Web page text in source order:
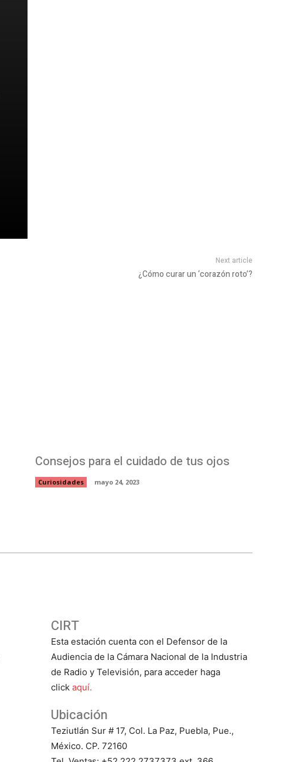
Next article
¿Cómo curar un ‘corazón roto’?
Consejos para el cuidado de tus ojos
Curiosidades mayo 24, 2023
CIRT
Esta estación cuenta con el Defensor de la
Audiencia de la Cámara Nacional de la Industria
de Radio y Televisión, para acceder haga
click aquí.
Ubicación
Teziutlán Sur # 17, Col. La Paz, Puebla, Pue.,
México. CP. 72160